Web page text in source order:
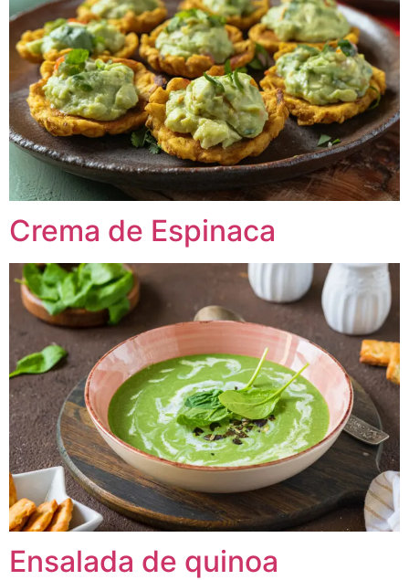
Crema de Espinaca
Ensalada de quinoa